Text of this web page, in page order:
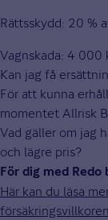
Rättsskydd: 20 %
Vagnskada: 4 000
Kan jag få
För att kunna
momentet Allrisk
Vad gäller om jag
och lägre pris?
För dig med Redo
Här kan du läsa